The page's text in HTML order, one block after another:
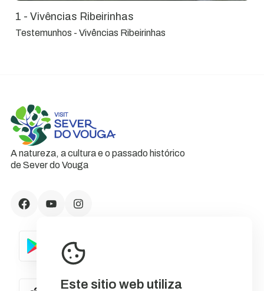
Este sitio web utiliza
1 - Vivências Ribeirinhas
Testemunhos - Vivências Ribeirinhas
A natureza, a cultura e o passado histórico
de Sever do Vouga